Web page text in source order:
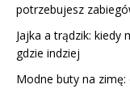
potrzebujesz
Jajka a trądzik: kiedy
gdzie indziej
Modne buty na zimę: